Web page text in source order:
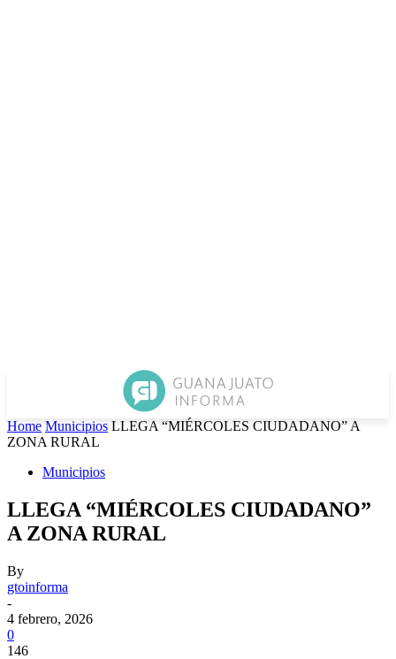
Home Municipios LLEGA “MIÉRCOLES CIUDADANO” A
ZONA RURAL
Municipios
LLEGA “MIÉRCOLES CIUDADANO”
A ZONA RURAL
By
gtoinforma
-
4 febrero, 2026
0
146